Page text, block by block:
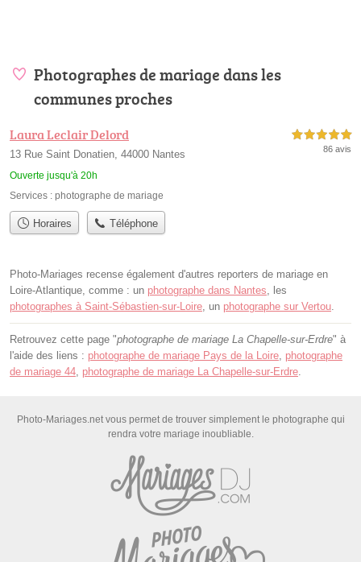
Photographes de mariage dans les
communes proches
Laura Leclair Delord
13 Rue Saint Donatien, 44000 Nantes
Ouverte jusqu'à 20h
5,0 étoiles sur 5
86 avis
Services : photographe de mariage
Horaires Téléphone
Photo-Mariages recense également d'autres reporters de mariage en
Loire-Atlantique, comme : un photographe dans Nantes , les
photographes à Saint-Sébastien-sur-Loire , un photographe sur Vertou
Retrouvez cette page "photographe de mariage La Chapelle-sur-Erdre" à
l'aide des liens : photographe de mariage Pays de la Loire photographe
de mariage 44 photographe de mariage La Chapelle-sur-Erdre
Photo-Mariages.net vous permet de trouver simplement le photographe qui
rendra votre mariage inoubliable.